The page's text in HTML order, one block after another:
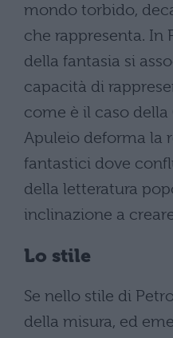
mondo torbido,
che rappresenta. In
della fantasia si
capacità di
come è il caso
Apuleio deforma la
fantastici dove
della letteratura
inclinazione a
Lo stile
Se nello stile di
della misura, ed